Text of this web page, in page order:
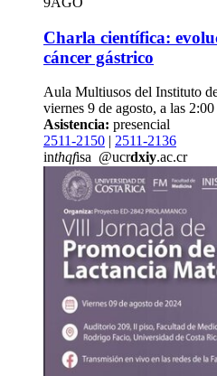
Charla científica:
cáncer gástrico
Aula Multiusos del Instituto
viernes 9 de agosto, a las
Asistencia: presencial
2511-2150
2511-2136
inthqfisa @ucrdxiy.ac.cr